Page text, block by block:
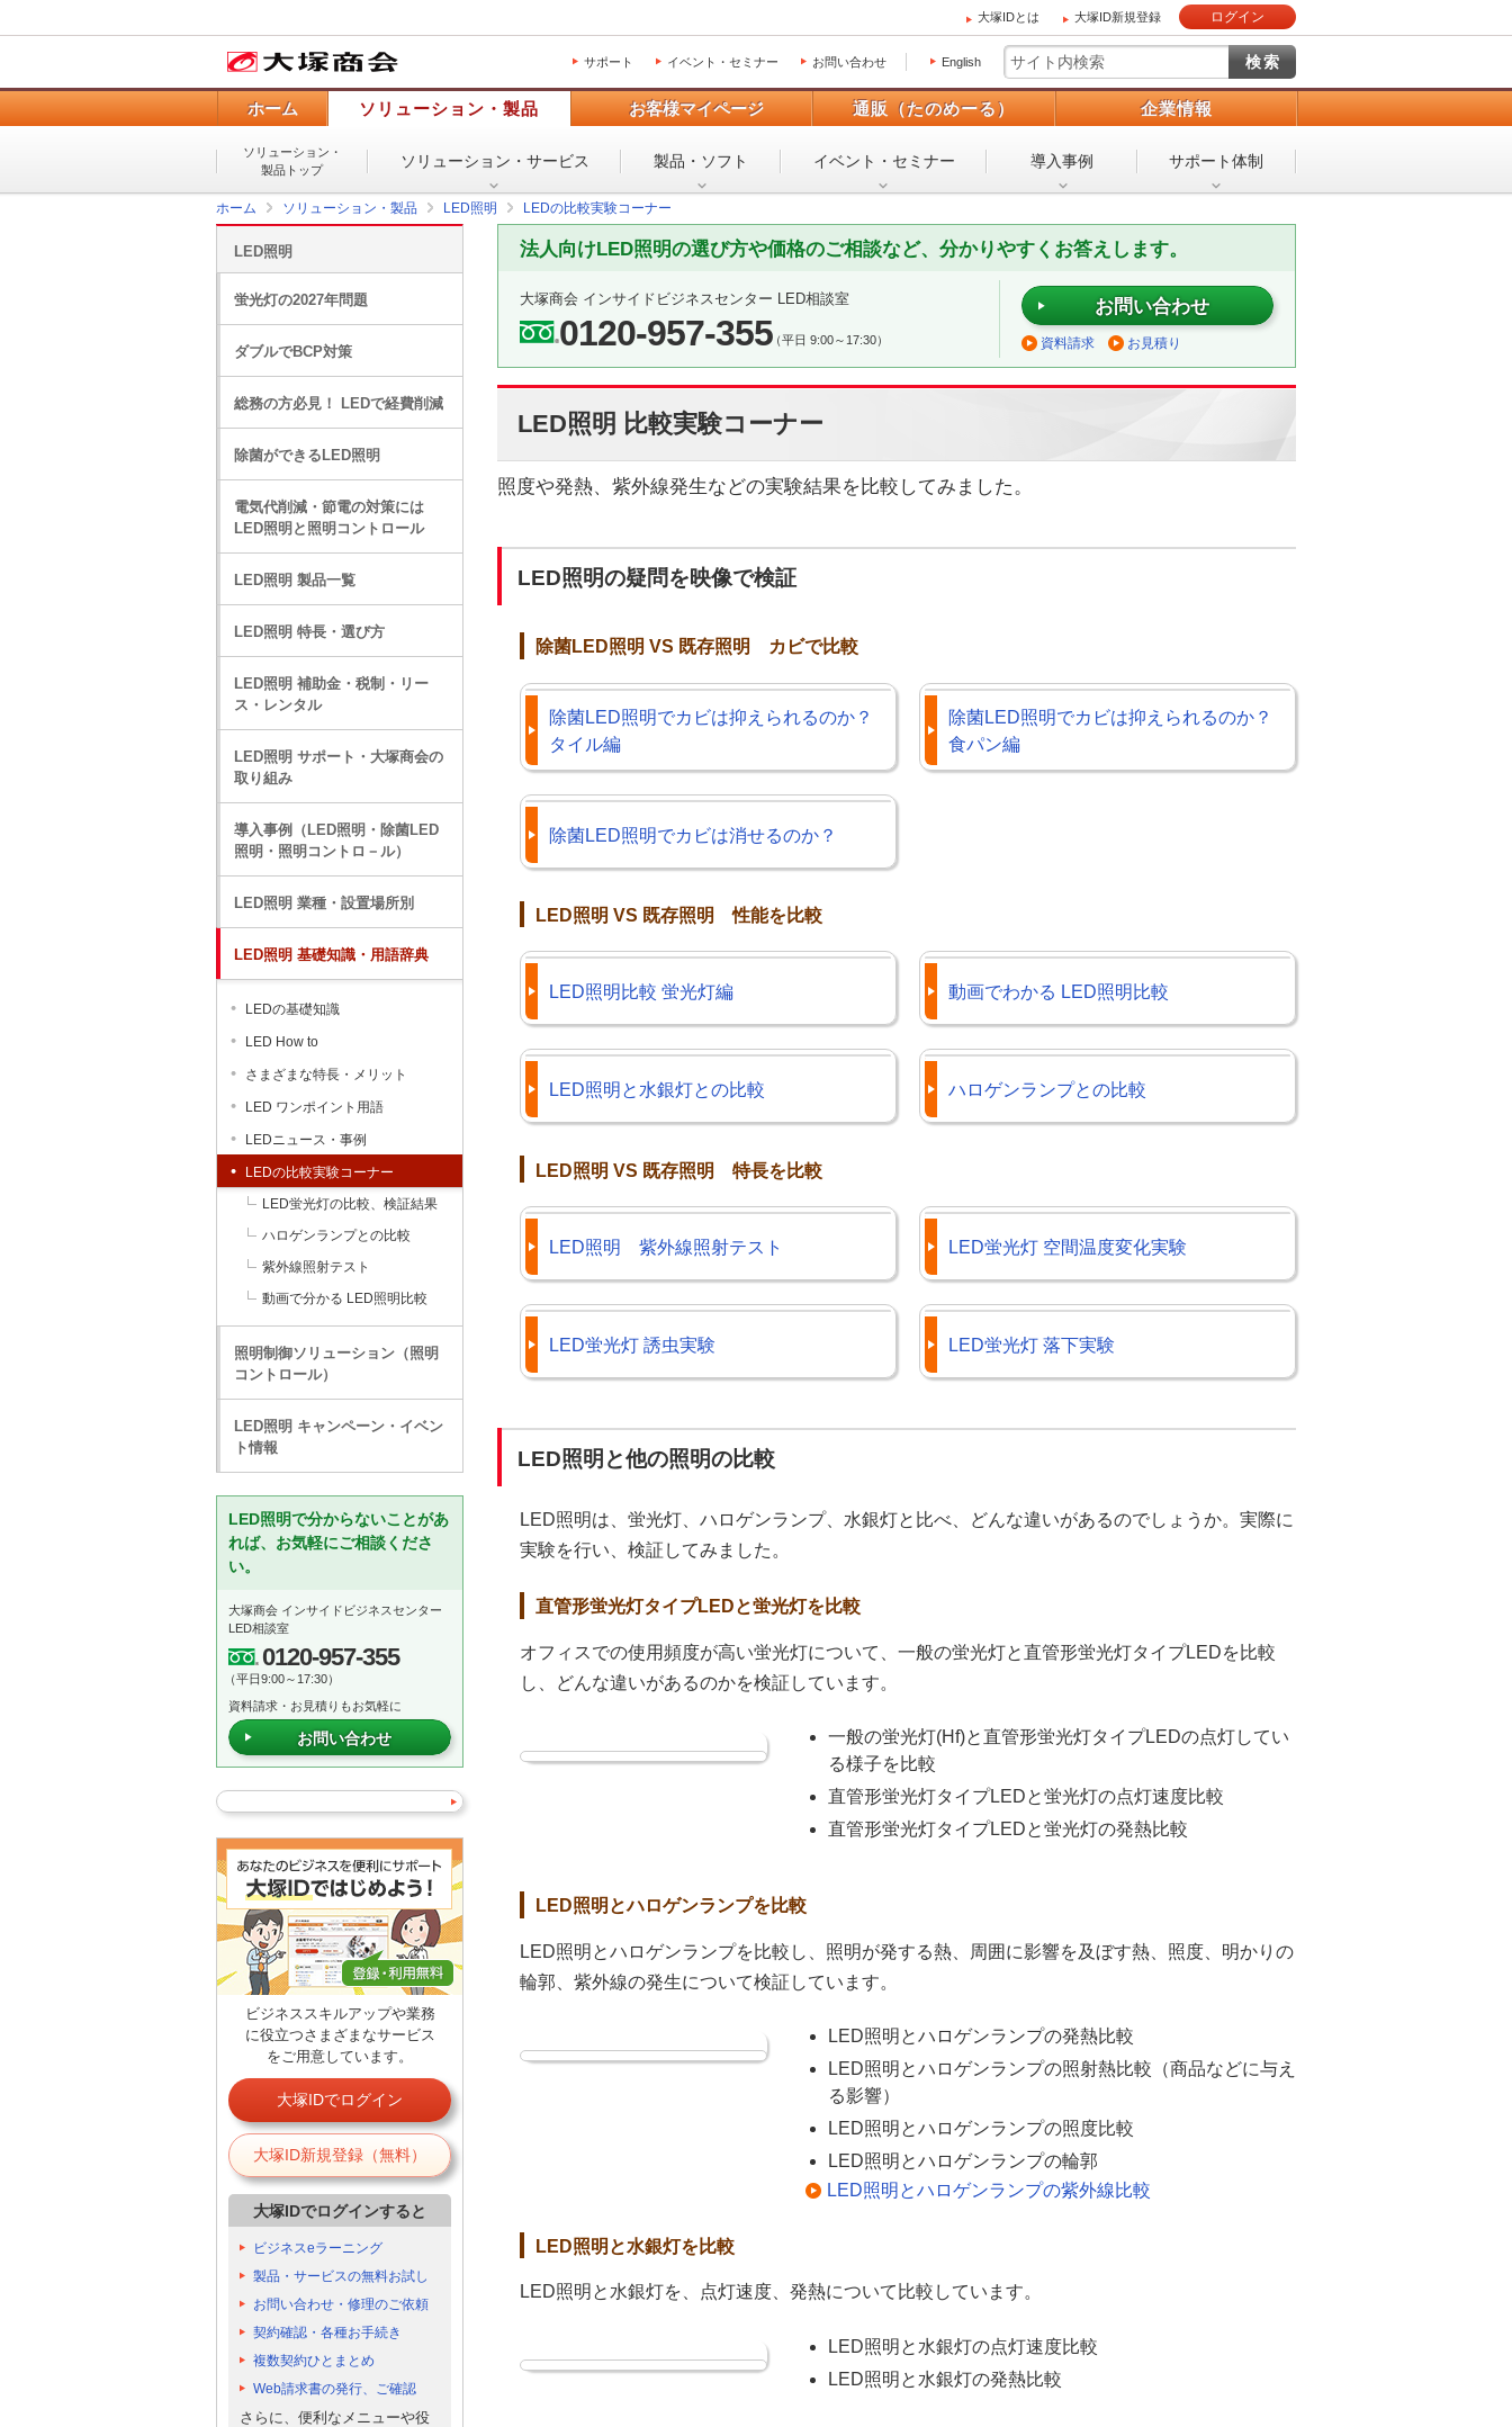
大塚IDとは 大塚ID新規登録 ログイン
サポート イベント・セミナー お問い合わせ English
ホーム ソリューション・製品 お客様マイページ 通販（たのめーる） 企業情報
ソリューション・
製品トップ
ソリューション・ サービス 製品・ソフト イベント・ セミナー 導入事例 サポート体制
ホーム ソリューション・製品 LED照明 LEDの比較実験コーナー
法人向けLED照明の選び方や価格のご相談など、分かりやすくお答えします。
大塚商会 インサイドビジネスセンター LED相談室
0120-957-355（平日 9:00～17:30）
お問い合わせ
資料請求 お見積り
LED照明 比較実験コーナー
照度や発熱、紫外線発生などの実験結果を比較してみました。
LED照明の疑問を映像で検証
除菌LED照明 VS 既存照明 カビで比較
除菌LED照明でカビは抑えられるのか？
タイル編
除菌LED照明でカビは抑えられるのか？
食パン編
除菌LED照明でカビは消せるのか？
LED照明 VS 既存照明 性能を比較
LED照明比較 蛍光灯編 動画でわかる LED照明比較
LED照明と水銀灯との比較 ハロゲンランプとの比較
LED照明 VS 既存照明 特長を比較
LED照明 紫外線照射テスト LED蛍光灯 空間温度変化実験
LED蛍光灯 誘虫実験 LED蛍光灯 落下実験
LED照明と他の照明の比較
LED照明は、蛍光灯、ハロゲンランプ、水銀灯と比べ、どんな違いがあるのでしょうか。実際に
実験を行い、検証してみました。
直管形蛍光灯タイプLEDと蛍光灯を比較
オフィスでの使用頻度が高い蛍光灯について、一般の蛍光灯と直管形蛍光灯タイプLEDを比較
し、どんな違いがあるのかを検証しています。
一般の蛍光灯(Hf)と直管形蛍光灯タイプLEDの点灯してい
る様子を比較
直管形蛍光灯タイプLEDと蛍光灯の点灯速度比較
直管形蛍光灯タイプLEDと蛍光灯の発熱比較
LED照明とハロゲンランプを比較
LED照明とハロゲンランプを比較し、照明が発する熱、周囲に影響を及ぼす熱、照度、明かりの
輪郭、紫外線の発生について検証しています。
LED照明とハロゲンランプの発熱比較
LED照明とハロゲンランプの照射熱比較（商品などに与え
る影響）
LED照明とハロゲンランプの照度比較
LED照明とハロゲンランプの輪郭
LED照明とハロゲンランプの紫外線比較
LED照明と水銀灯を比較
LED照明と水銀灯を、点灯速度、発熱について比較しています。
LED照明と水銀灯の点灯速度比較
LED照明と水銀灯の発熱比較
LED照明
蛍光灯の2027年問題
ダブルでBCP対策
総務の方必見！ LEDで経費削減
除菌ができるLED照明
電気代削減・節電の対策には
LED照明と照明コントロール
LED照明 製品一覧
LED照明 特長・選び方
LED照明 補助金・税制・リー
ス・レンタル
LED照明 サポート・大塚商会の
取り組み
導入事例（LED照明・除菌LED
照明・照明コントロ－ル）
LED照明 業種・設置場所別
LED照明 基礎知識・用語辞典
LEDの基礎知識
LED How to
さまざまな特長・メリット
LED ワンポイント用語
LEDニュース・事例
LEDの比較実験コーナー
LED蛍光灯の比較、検証結果
ハロゲンランプとの比較
紫外線照射テスト
動画で分かる LED照明比較
照明制御ソリューション（照明
コントロール）
LED照明 キャンペーン・イベン
ト情報
LED照明で分からないことがあ
れば、お気軽にご相談くださ
い。
大塚商会 インサイドビジネスセンター
LED相談室
0120-957-355
（平日9:00～17:30）
資料請求・お見積りもお気軽に
お問い合わせ
ビジネススキルアップや業務
に役立つさまざまなサービス
をご用意しています。
大塚IDでログイン
大塚ID新規登録（無料）
大塚IDでログインすると
ビジネスeラーニング
製品・サービスの無料お試し
お問い合わせ・修理のご依頼
契約確認・各種お手続き
複数契約ひとまとめ
Web請求書の発行、ご確認
さらに、便利なメニューや役